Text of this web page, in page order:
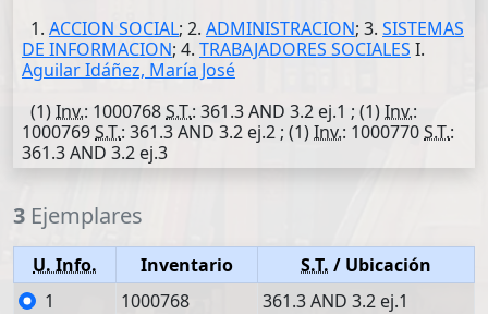
1. ACCION SOCIAL; 2. ADMINISTRACION; 3. SISTEMAS
DE INFORMACION; 4. TRABAJADORES SOCIALES I.
Aguilar Idáñez, María José
(1)Inv.: 1000768S.T.: 361.3 AND 3.2 ej.1 ; (1)Inv.:
1000769S.T.: 361.3 AND 3.2 ej.2 ; (1)Inv.: 1000770S.T.:
361.3 AND 3.2 ej.3
3 Ejemplares
U. Info. Inventario S.T. / Ubicación
1
1000768
361.3 AND 3.2 ej.1